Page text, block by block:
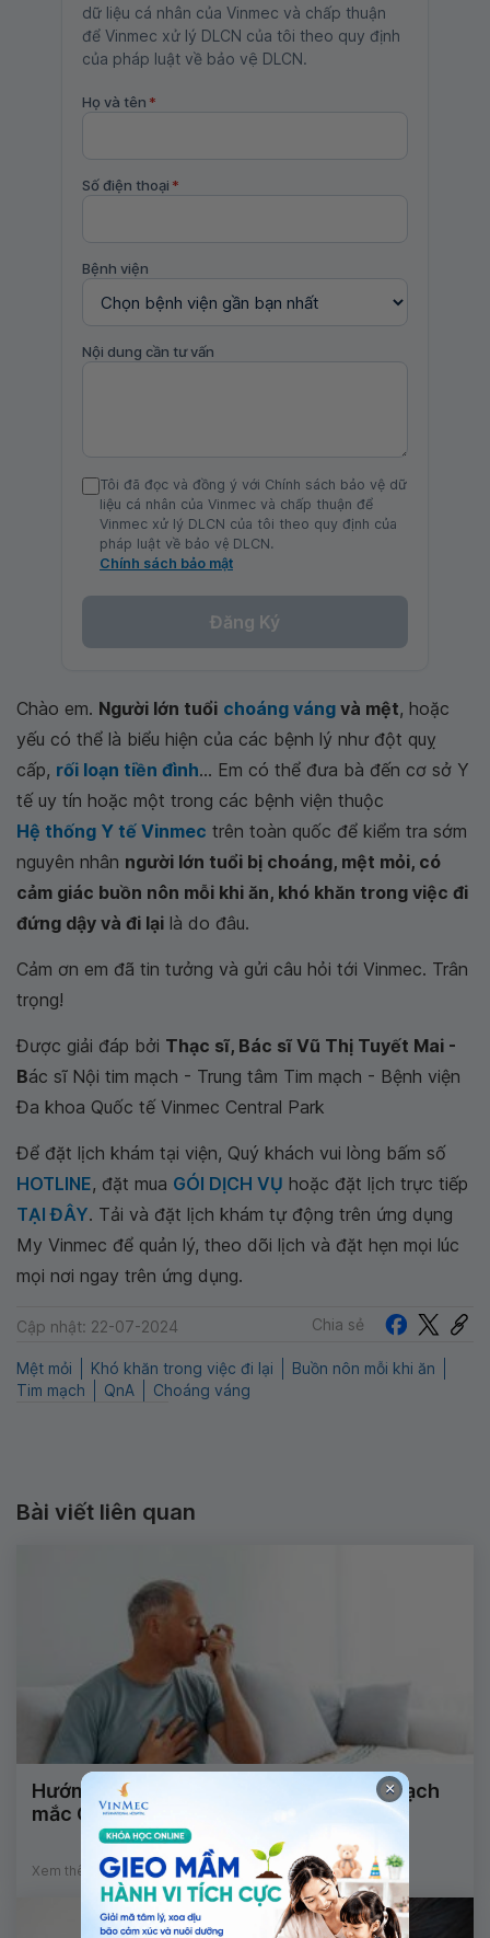
dữ liệu cá nhân của Vinmec và chấp thuận
để Vinmec xử lý DLCN của tôi theo quy định
của pháp luật về bảo vệ DLCN.
Họ và tên *
Số điện thoại *
Bệnh viện
Nội dung cần tư vấn
Tôi đã đọc và đồng ý với Chính sách bảo vệ dữ
liệu cá nhân của Vinmec và chấp thuận để
Vinmec xử lý DLCN của tôi theo quy định của
pháp luật về bảo vệ DLCN.
Chính sách bảo mật
Đăng Ký
Chào em. Người lớn tuổi choáng váng và mệt, hoặc
yếu có thể là biểu hiện của các bệnh lý như đột quỵ
cấp, rối loạn tiền đình... Em có thể đưa bà đến cơ sở Y
tế uy tín hoặc một trong các bệnh viện thuộc
Hệ thống Y tế Vinmec trên toàn quốc để kiểm tra sớm
nguyên nhân người lớn tuổi bị choáng, mệt mỏi, có
cảm giác buồn nôn mỗi khi ăn, khó khăn trong việc đi
đứng dậy và đi lại là do đâu.
Cảm ơn em đã tin tưởng và gửi câu hỏi tới Vinmec. Trân
trọng!
Được giải đáp bởi Thạc sĩ, Bác sĩ Vũ Thị Tuyết Mai -
Bác sĩ Nội tim mạch - Trung tâm Tim mạch - Bệnh viện
Đa khoa Quốc tế Vinmec Central Park
Để đặt lịch khám tại viện, Quý khách vui lòng bấm số
HOTLINE, đặt mua GÓI DỊCH VỤ hoặc đặt lịch trực tiếp
TẠI ĐÂY. Tải và đặt lịch khám tự động trên ứng dụng
My Vinmec để quản lý, theo dõi lịch và đặt hẹn mọi lúc
mọi nơi ngay trên ứng dụng.
Cập nhật: 22-07-2024 Chia sẻ
Mệt mỏi Khó khăn trong việc đi lại
Buồn nôn mỗi khi ăn
Tim mạch
QnA Choáng váng
Bài viết liên quan
Hướng dẫn về điều trị người bệnh tim mạch
mắc COVID-19
Xem thêm
×